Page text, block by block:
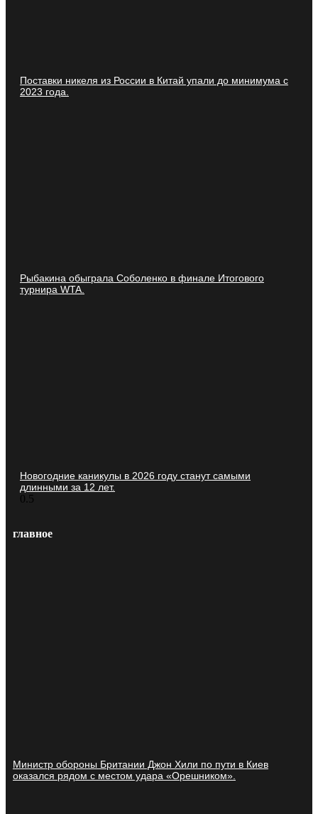
Поставки никеля из России в Китай упали до минимума с
2023 года.
Рыбакина обыграла Соболенко в финале Итогового
турнира WTA.
Новогодние каникулы в 2026 году станут самыми
длинными за 12 лет.
главное
Министр обороны Британии Джон Хили по пути в Киев
оказался рядом с местом удара «Орешником».